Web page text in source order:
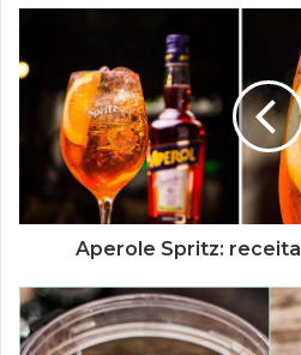
Aperole Spritz: